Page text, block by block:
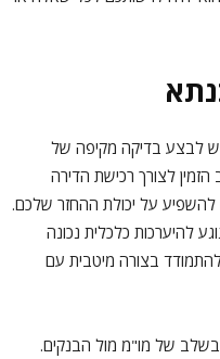
לבצע בדיקה מקיפה של
לצורך רכישת הדירה
להשפיע על יכולת ההחזר שלכם.
להיערכות כלכלית נכונה
בצורה מיטבית עם
בשלב של מו"מ מול הבנקים.